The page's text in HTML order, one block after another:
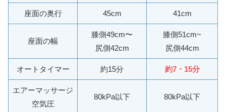
座面の奥行 45cm 41cm
座面の幅
膝側49cm〜
尻側42cm
膝側51cm~
尻側44cm
オートタイマー 約15分 約7・15分
エアーマッサージ
空気圧
80kPa以下 80kPa以下